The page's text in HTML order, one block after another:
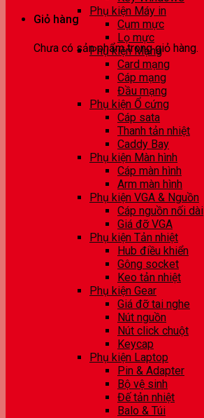
Giỏ hàng
Chưa có sản phẩm trong giỏ hàng.
Phụ kiện Máy in
Cụm mực
Lọ mực
Phụ kiện Mạng
Card mạng
Cáp mạng
Đầu mạng
Phụ kiện Ổ cứng
Cáp sata
Thanh tản nhiệt
Caddy Bay
Phụ kiện Màn hình
Cáp màn hình
Arm màn hình
Phụ kiện VGA & Nguồn
Cáp nguồn nối dài
Giá đỡ VGA
Phụ kiện Tản nhiệt
Hub điều khiển
Gông socket
Keo tản nhiệt
Phụ kiện Gear
Giá đỡ tai nghe
Nút nguồn
Nút click chuột
Keycap
Phụ kiện Laptop
Pin & Adapter
Bộ vệ sinh
Đế tản nhiệt
Balo & Túi